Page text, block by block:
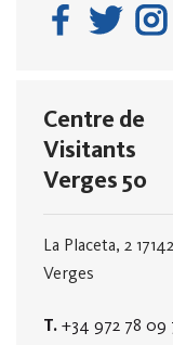
Centre de
Visitants
Verges 50
La Placeta, 2 17142
Verges
T. +34 972 78 09